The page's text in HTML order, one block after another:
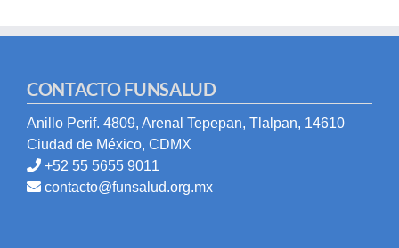
CONTACTO FUNSALUD
Anillo Perif. 4809, Arenal Tepepan, Tlalpan, 14610
Ciudad de México, CDMX
+52 55 5655 9011
contacto@funsalud.org.mx